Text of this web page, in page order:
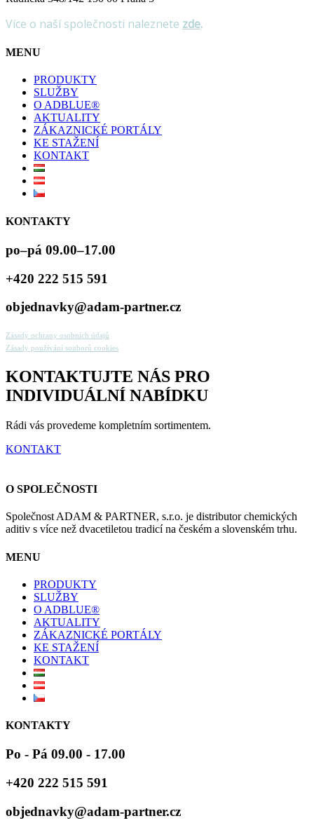
Více o naší společnosti naleznete zde.
MENU
PRODUKTY
SLUŽBY
O ADBLUE®
AKTUALITY
ZÁKAZNICKÉ PORTÁLY
KE STAŽENÍ
KONTAKT
KONTAKTY
po–pá 09.00–17.00
+420 222 515 591
objednavky@adam-partner.cz
Zásady ochrany osobních údajů
Zásady používání souborů cookies
KONTAKTUJTE NÁS PRO
INDIVIDUÁLNÍ NABÍDKU
Rádi vás provedeme kompletním sortimentem.
KONTAKT
O SPOLEČNOSTI
Společnost ADAM & PARTNER, s.r.o. je distributor chemických
aditiv s více než dvacetiletou tradicí na českém a slovenském trhu.
MENU
PRODUKTY
SLUŽBY
O ADBLUE®
AKTUALITY
ZÁKAZNICKÉ PORTÁLY
KE STAŽENÍ
KONTAKT
KONTAKTY
Po - Pá 09.00 - 17.00
+420 222 515 591
objednavky@adam-partner.cz